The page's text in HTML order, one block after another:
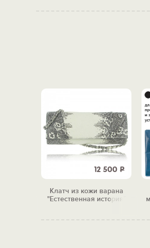
12 500 Р
Клатч из кожи варана
"Естественная история"